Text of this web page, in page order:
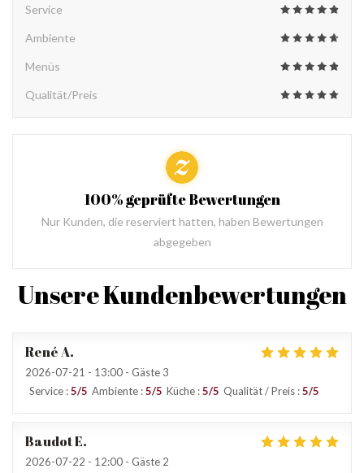
Unsere Kundenbewertungen
RenéA
2026-07-21 - 13:00 - Gäste 3
Service :5/5 Ambiente :5/5 Küche :5/5 Qualität / Preis :5/5
BaudotE
2026-07-22 - 12:00 - Gäste 2
Service
Ambiente
Menüs
Qualität/Preis
100% geprüfte Bewertungen
Nur Kunden, die reserviert hatten, haben Bewertungen
abgegeben